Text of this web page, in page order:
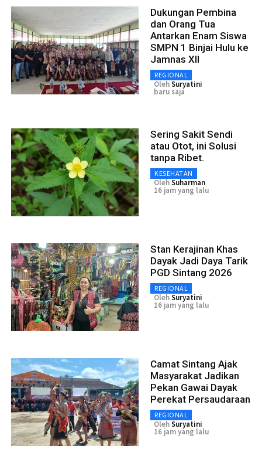
Dukungan Pembina
dan Orang Tua
Antarkan Enam Siswa
SMPN 1 Binjai Hulu ke
Jamnas XII
REGIONAL
OlehSuryatini
baru saja
Sering Sakit Sendi
atau Otot, ini Solusi
tanpa Ribet.
KESEHATAN
OlehSuharman
16 jam yang lalu
Stan Kerajinan Khas
Dayak Jadi Daya Tarik
PGD Sintang 2026
REGIONAL
OlehSuryatini
16 jam yang lalu
Camat Sintang Ajak
Masyarakat Jadikan
Pekan Gawai Dayak
Perekat Persaudaraan
REGIONAL
OlehSuryatini
16 jam yang lalu